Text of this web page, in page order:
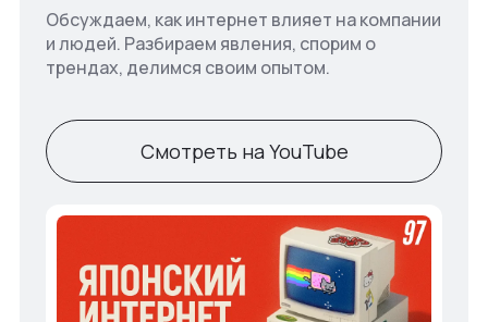
Обсуждаем, как интернет влияет на компании
и людей. Разбираем явления, спорим о
трендах, делимся своим опытом.
Смотреть на YouTube